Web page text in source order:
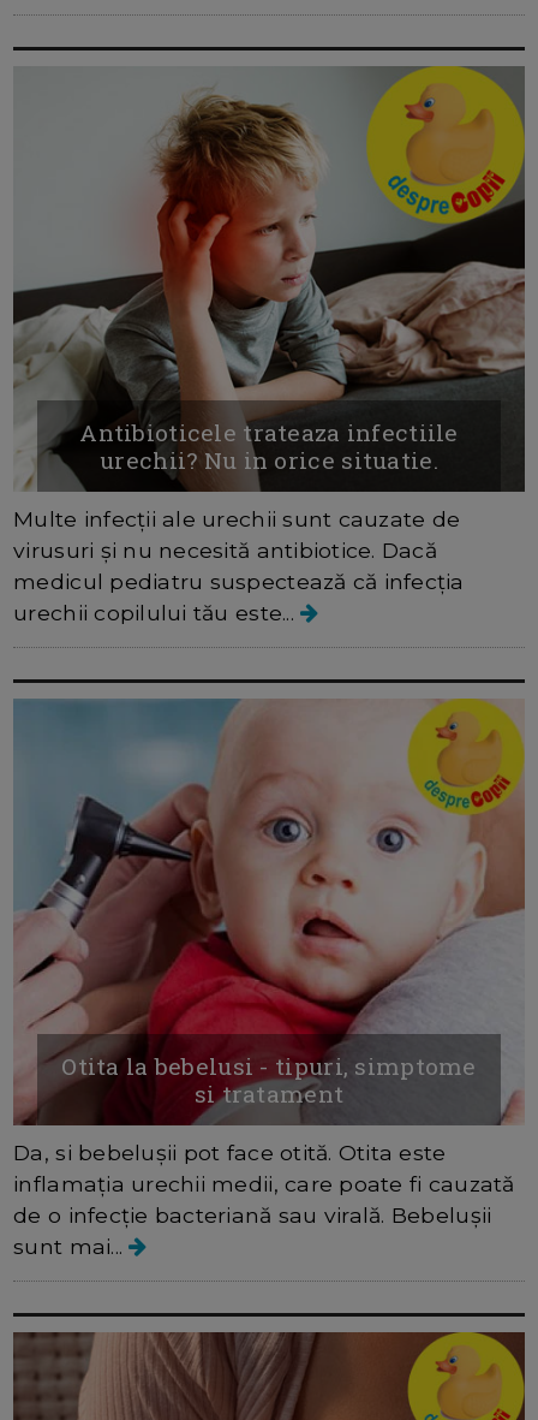
Antibioticele trateaza infectiile
urechii? Nu in orice situatie.
Multe infecții ale urechii sunt cauzate de
virusuri și nu necesită antibiotice. Dacă
medicul pediatru suspectează că infecția
urechii copilului tău este...
Otita la bebelusi - tipuri, simptome
si tratament
Da, si bebelușii pot face otită. Otita este
inflamația urechii medii, care poate fi cauzată
de o infecție bacteriană sau virală. Bebelușii
sunt mai...